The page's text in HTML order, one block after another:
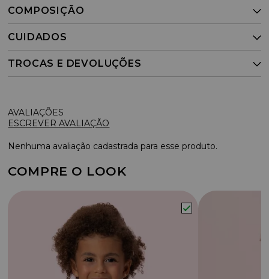
COMPOSIÇÃO
CUIDADOS
TROCAS E DEVOLUÇÕES
ESCREVER AVALIAÇÃO
Nenhuma avaliação cadastrada para esse produto.
COMPRE O LOOK